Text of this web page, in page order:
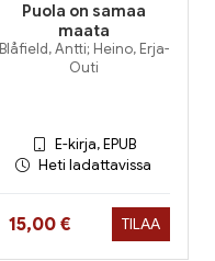
Puola on samaa
maata
Blåfield, Antti; Heino, Erja-
Outi
E-kirja, EPUB
Heti ladattavissa
Hinta nyt
15,00 € TILAA